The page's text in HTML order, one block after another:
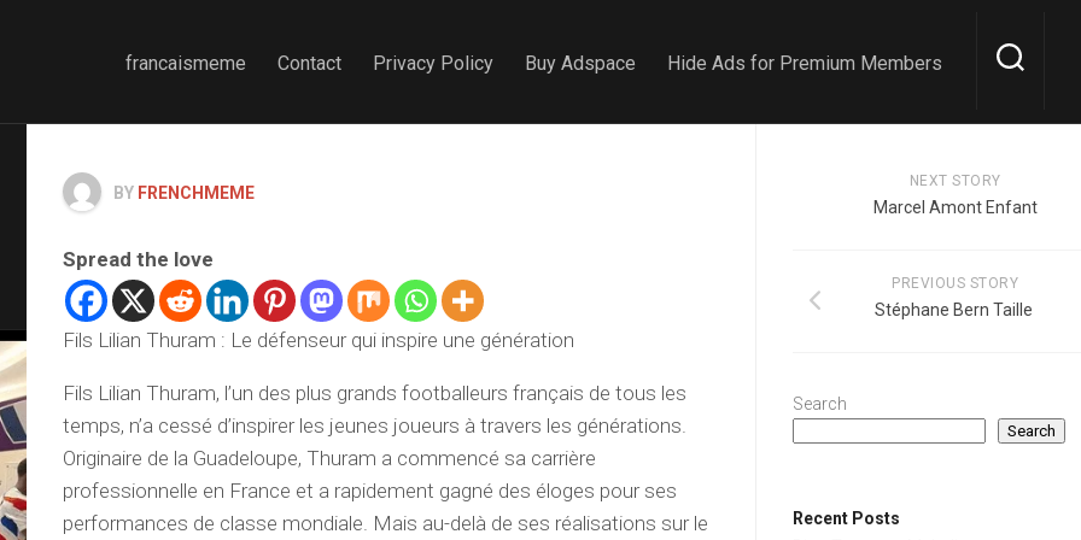
francaismeme Contact Privacy Policy Buy Adspace Hide Ads for Premium Members
BY FRENCHMEME
Spread the love
Fils Lilian Thuram : Le défenseur qui inspire une génération
Fils Lilian Thuram, l’un des plus grands footballeurs français de tous les
temps, n’a cessé d’inspirer les jeunes joueurs à travers les générations.
Originaire de la Guadeloupe, Thuram a commencé sa carrière
professionnelle en France et a rapidement gagné des éloges pour ses
performances de classe mondiale. Mais au-delà de ses réalisations sur le
NEXT STORY
Marcel Amont Enfant
PREVIOUS STORY
Stéphane Bern Taille
Search
Search
Recent Posts